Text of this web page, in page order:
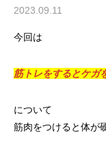
2023.09.11
今回は
筋トレをするとケガ
について
筋肉をつけると体が